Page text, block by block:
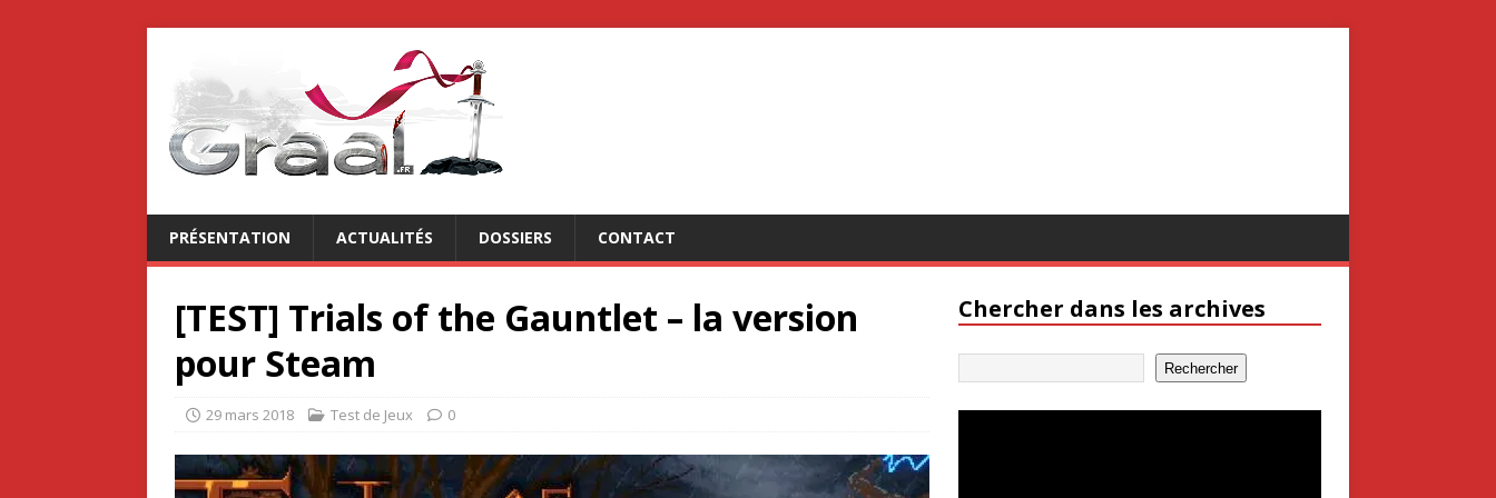
PRÉSENTATION ACTUALITÉS DOSSIERS CONTACT
[TEST] Trials of the Gauntlet – la version
pour Steam
29 mars 2018 Test de Jeux 0
Chercher dans les archives
Rechercher